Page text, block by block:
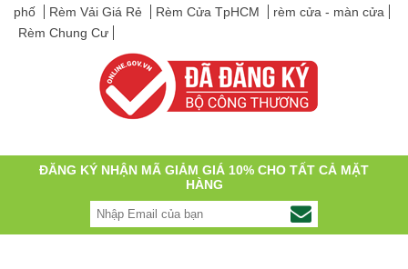
phố
Rèm Vải Giá Rẻ Rèm Cửa TpHCM
rèm cửa - màn cửa
Rèm Chung Cư
ĐĂNG KÝ NHẬN MÃ GIẢM GIÁ 10% CHO TẤT CẢ MẶT
HÀNG